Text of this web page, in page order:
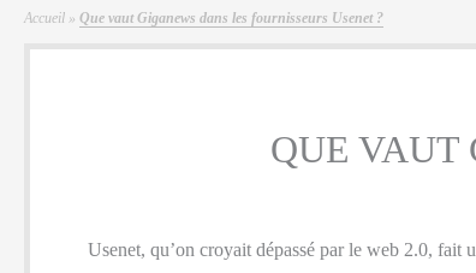
Accueil » Que vaut Giganews dans les fournisseurs Usenet ?
QUE VAUT
Usenet, qu’on croyait dépassé par le web 2.0, fait